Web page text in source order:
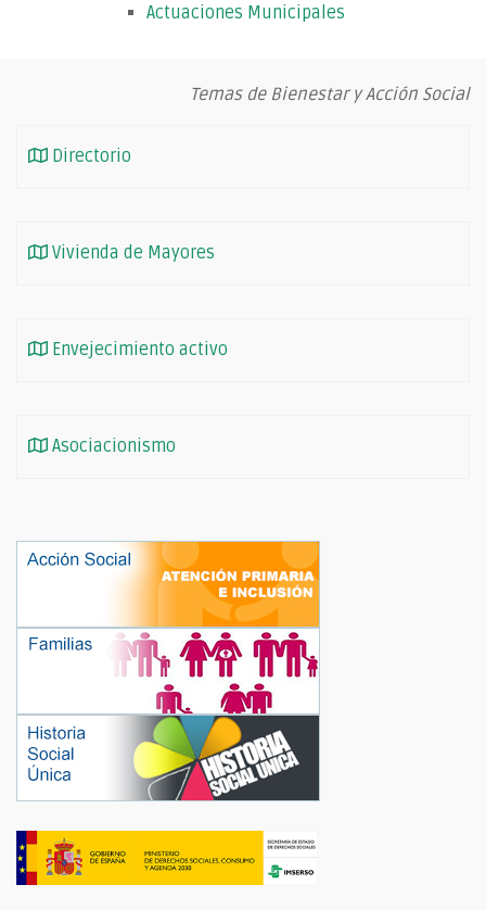
Actuaciones Municipales
Temas de Bienestar y Acción Social
Directorio
Vivienda de Mayores
Envejecimiento activo
Asociacionismo